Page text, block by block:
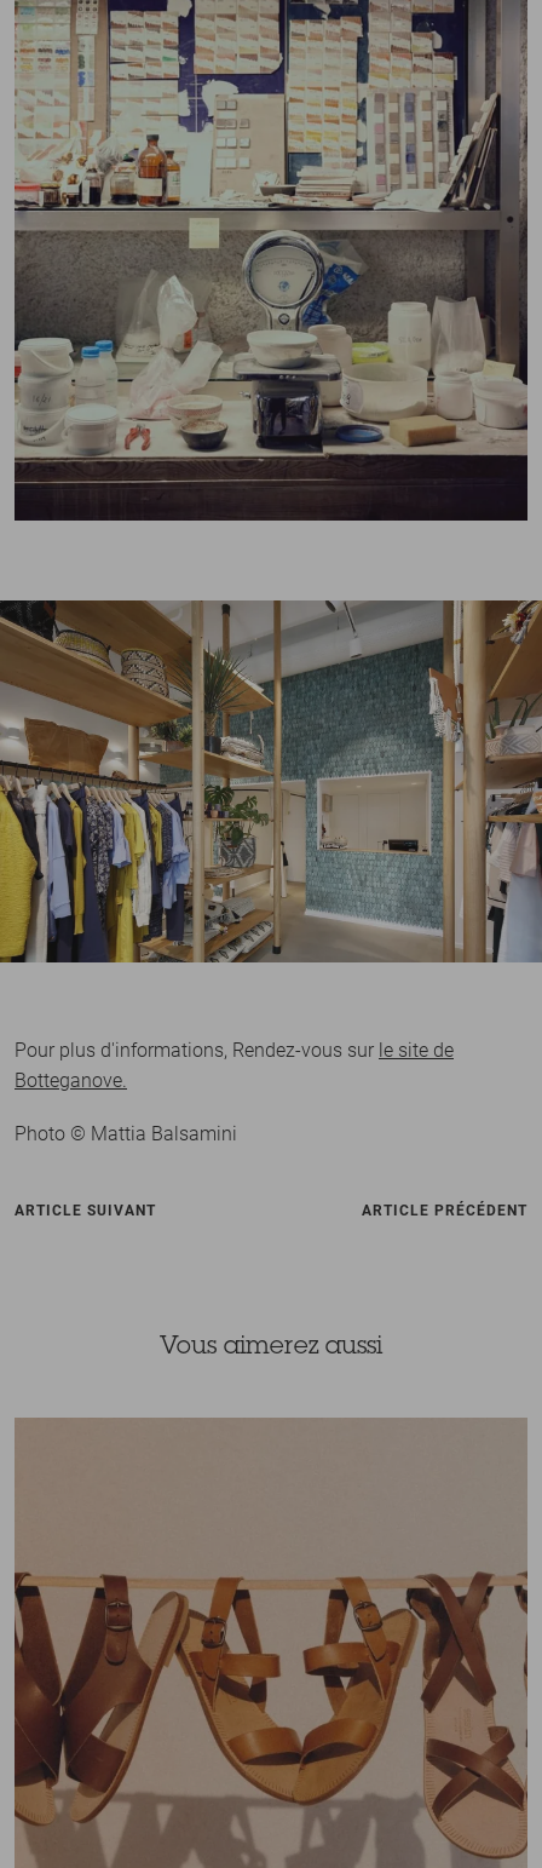
Pour plus d'informations, Rendez-vous sur le site de
Botteganove.
Photo © Mattia Balsamini
ARTICLE SUIVANT ARTICLE PRÉCÉDENT
Vous aimerez aussi